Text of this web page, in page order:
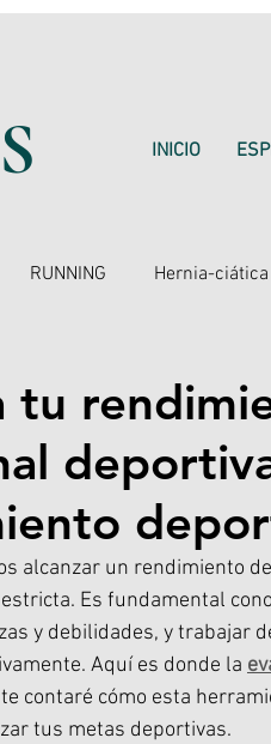
INICIO
RUNNING Hernia-ciática
tu
alcanzar un rendimiento
Es fundamental
y debilidades, y trabajar
Aquí es donde la
contaré cómo esta
tus metas deportivas.